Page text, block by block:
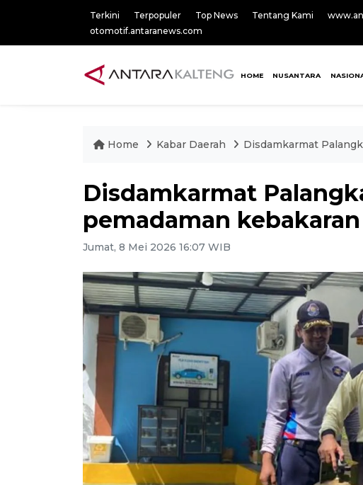
Terkini Terpopuler Top News Tentang Kami
otomotif.antaranews.com
HOME NUSANTARA
Home Kabar Daerah Disdamkarmat
Disdamkarmat
pemadaman
Jumat, 8 Mei 2026 16:07 WIB